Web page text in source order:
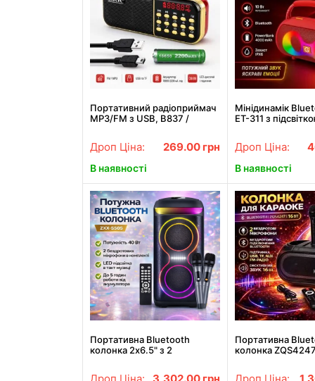
Портативний радіоприймач
MP3/FM з USB, B837 /
Дроп Ціна: 269.00 грн
В наявності
Мінідинамік
ET-311 з
Дроп Ціна:
В наявності
Портативна Bluetooth
колонка 2х6.5" з 2
Дроп Ціна: 3,302.00 грн
Портативна
колонка
Дроп Ціна: